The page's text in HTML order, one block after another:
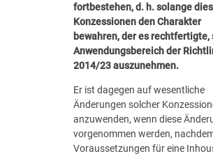
fortbestehen, d. h. solange
Konzessionen den Charakter
bewahren, der es rechtfertigte,
Anwendungsbereich der
2014/23 auszunehmen.
Er ist dagegen auf wesentliche
Änderungen solcher
anzuwenden, wenn diese
vorgenommen werden,
Voraussetzungen für eine